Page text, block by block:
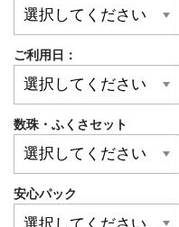
ご利用日：
数珠・ふくさセット
安心パック